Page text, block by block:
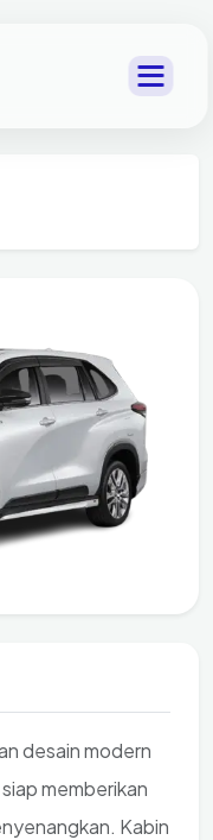
desain modern
memberikan
Kabin